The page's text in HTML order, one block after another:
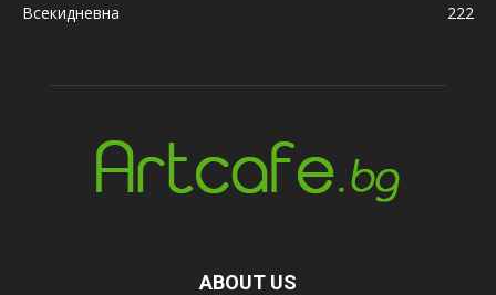
Всекидневна
222
ABOUT US